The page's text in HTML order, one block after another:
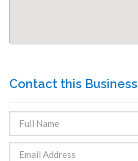
Contact this Business